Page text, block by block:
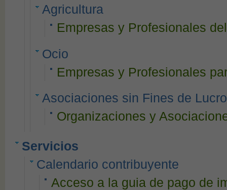
Agricultura
Empresas y Profesionales
Ocio
Empresas y Profesionales
Asociaciones sin Fines de Lucro
Organizaciones y
Servicios
Calendario contribuyente
Acceso a la guia de pago de